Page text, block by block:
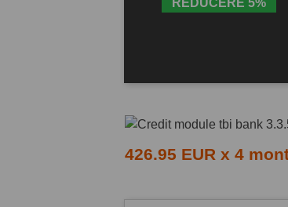
REDUCERE 5%
426.95 EUR x 4